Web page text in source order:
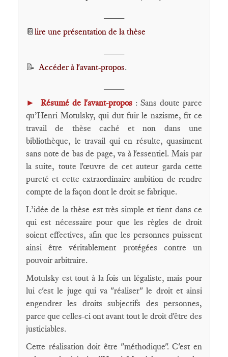
📔 lire une présentation de la thèse
📝 Accéder à l'avant-propos.
►
Résumé de l'avant-propos : Sans doute parce
qu’Henri Motulsky, qui dut fuir le nazisme, fit ce
travail de thèse caché et non dans une
bibliothèque, le travail qui en résulte, quasiment
sans note de bas de page, va à l'essentiel. Mais par
la suite, toute l'œuvre de cet auteur garda cette
pureté et cette extraordinaire ambition de rendre
compte de la façon dont le droit se fabrique.
L’idée de la thèse est très simple et tient dans ce
qui est nécessaire pour que les règles de droit
soient effectives, afin que les personnes puissent
ainsi être véritablement protégées contre un
pouvoir arbitraire.
Motulsky est tout à la fois un légaliste, mais pour
lui c'est le juge qui va "réaliser" le droit et ainsi
engendrer les droits subjectifs des personnes,
parce que celles-ci ont avant tout le droit d'être des
justiciables.
Cette réalisation doit être "méthodique". C'est en